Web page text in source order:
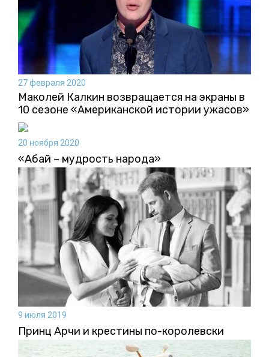
27 февраля 2020
Маколей Калкин возвращается на экраны в
10 сезоне «Американской истории ужасов»
20 ноября 2020
«Абай – мудрость народа»
9 июля 2019
Принц Арчи и крестины по-королевски